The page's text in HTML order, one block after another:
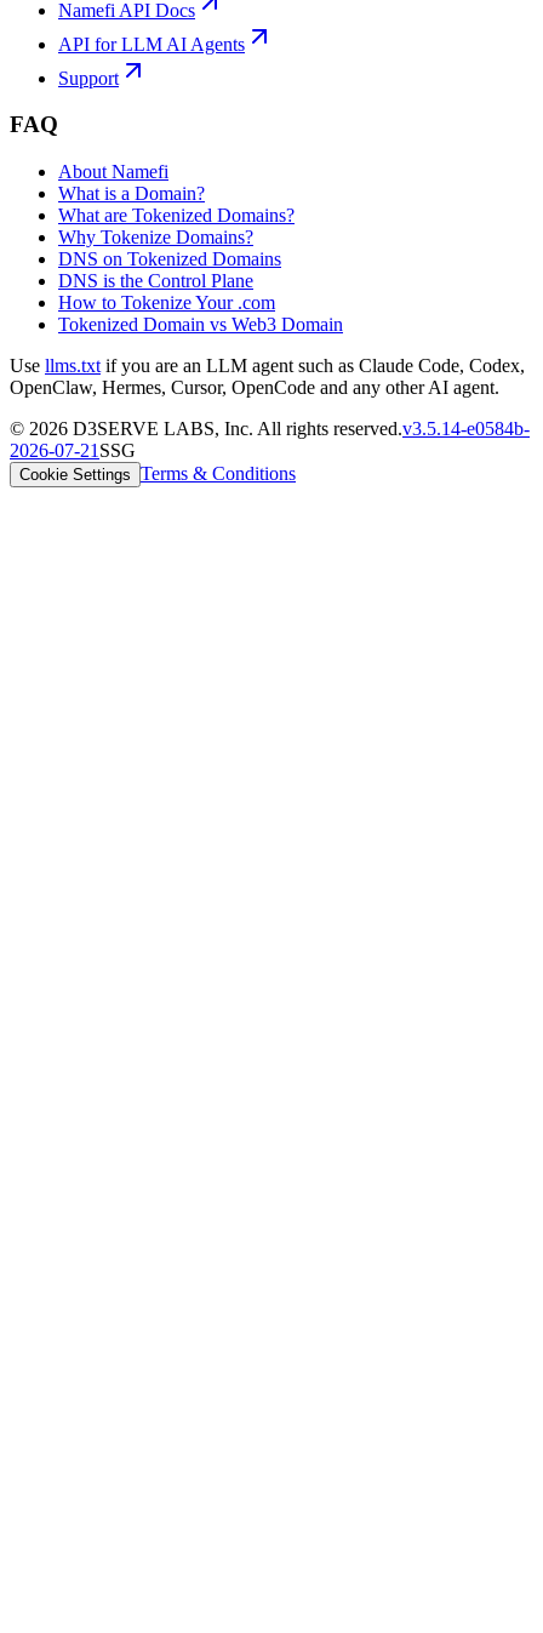
Namefi API Docs
API for LLM AI Agents
Support
FAQ
About Namefi
What is a Domain?
What are Tokenized Domains?
Why Tokenize Domains?
DNS on Tokenized Domains
DNS is the Control Plane
How to Tokenize Your .com
Tokenized Domain vs Web3 Domain
Use llms.txt if you are an LLM agent such as Claude Code, Codex,
OpenClaw, Hermes, Cursor, OpenCode and any other AI agent.
© 2026 D3SERVE LABS, Inc. All rights reserved.v3.5.14-e0584b-
2026-07-21 SSG
Cookie Settings Terms & Conditions